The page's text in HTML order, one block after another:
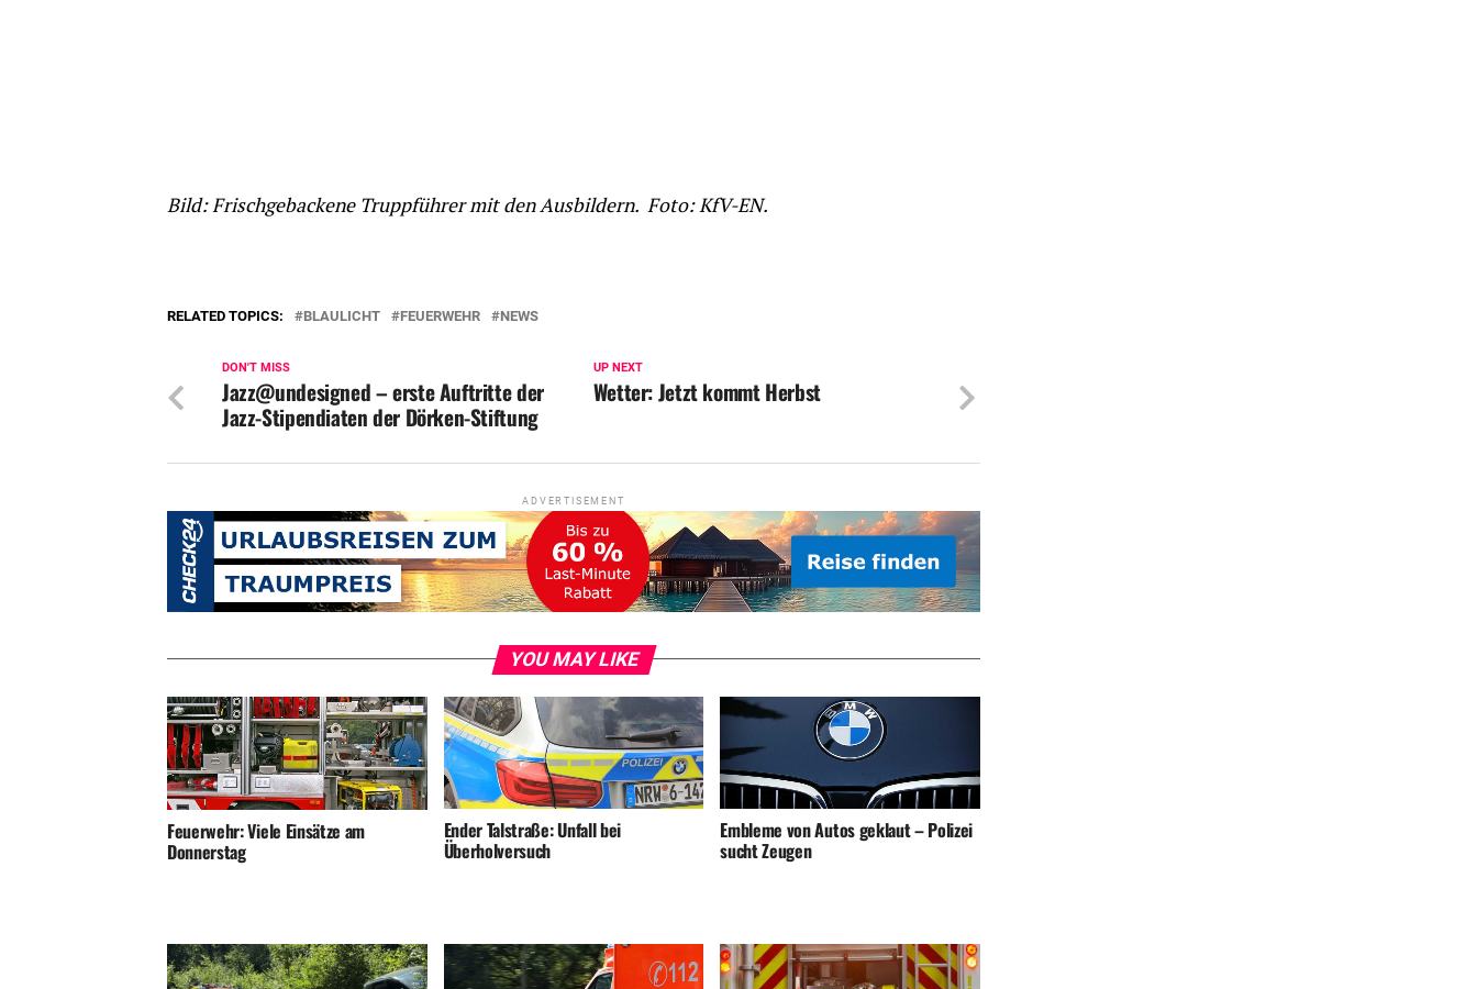
Bild: Frischgebackene Truppführer mit den Ausbildern. Foto: KfV-EN.
RELATED TOPICS: BLAULICHT FEUERWEHR NEWS
UP NEXT
Wetter: Jetzt kommt Herbst
DON'T MISS
Jazz@undesigned – erste Auftritte der
Jazz-Stipendiaten der Dörken-Stiftung
ADVERTISEMENT
YOU MAY LIKE
Feuerwehr: Viele Einsätze am
Donnerstag
Ender Talstraße: Unfall bei
Überholversuch
Embleme von Autos geklaut – Polizei
sucht Zeugen